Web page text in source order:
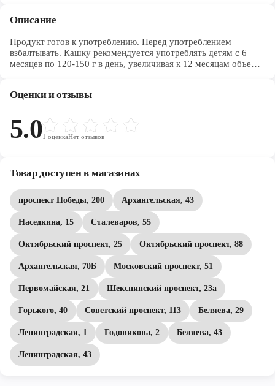
Описание
Продукт готов к употреблению. Перед употреблением
взбалтывать. Кашку рекомендуется употреблять детям с 6
месяцев по 120-150 г в день, увеличивая к 12 месяцам объем
подогреть до температуры кормления (36-37)°С, хорошо
ложки или из чашки.
Оценки и отзывы
5.01 оценкаНет отзывов
Товар доступен в магазинах
проспект Победы, 200 Архангельская, 43
Наседкина, 15 Сталеваров, 55
Октябрьский проспект, 25 Октябрьский проспект, 88
Архангельская, 70Б Московский проспект, 51
Первомайская, 21 Шекснинский проспект, 23а
Горького, 40 Советский проспект, 113 Беляева, 29
Ленинградская, 1 Годовикова, 2 Беляева, 43
Ленинградская, 43